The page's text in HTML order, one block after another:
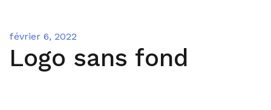
février 6, 2022
Logo sans fond